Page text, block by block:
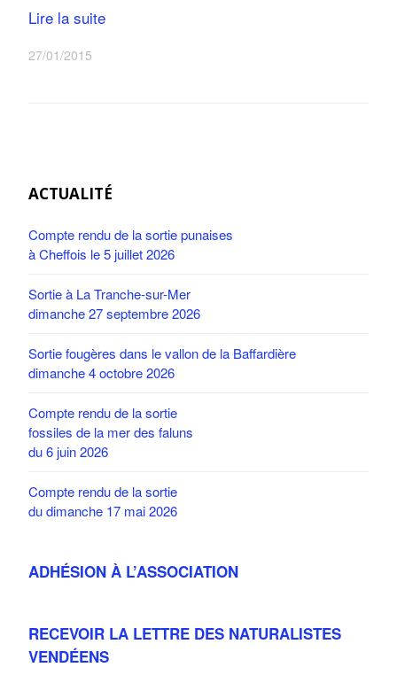
Lire la suite
27/01/2015
ACTUALITÉ
Compte rendu de la sortie punaises
à Cheffois le 5 juillet 2026
Sortie à La Tranche-sur-Mer
dimanche 27 septembre 2026
Sortie fougères dans le vallon de la Baffardière
dimanche 4 octobre 2026
Compte rendu de la sortie
fossiles de la mer des faluns
du 6 juin 2026
Compte rendu de la sortie
du dimanche 17 mai 2026
ADHÉSION À L’ASSOCIATION
RECEVOIR LA LETTRE DES NATURALISTES
VENDÉENS